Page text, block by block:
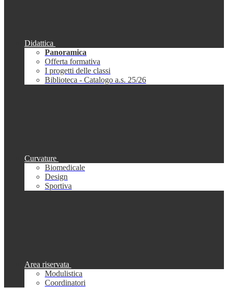
Didattica
Panoramica
Offerta formativa
I progetti delle classi
Biblioteca - Catalogo a.s. 25/26
Curvature
Biomedicale
Design
Sportiva
Area riservata
Modulistica
Coordinatori